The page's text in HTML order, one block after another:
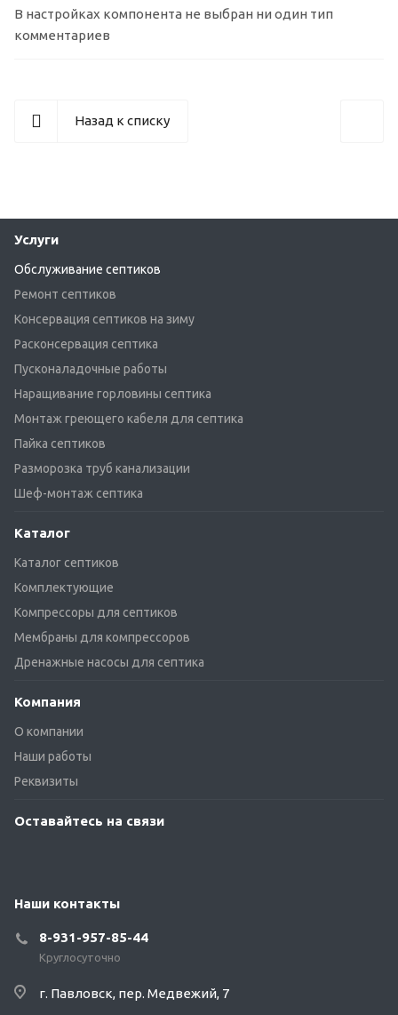
В настройках компонента не выбран ни один тип
комментариев
Назад к списку
Услуги
Обслуживание септиков
Ремонт септиков
Консервация септиков на зиму
Расконсервация септика
Пусконаладочные работы
Наращивание горловины септика
Монтаж греющего кабеля для септика
Пайка септиков
Разморозка труб канализации
Шеф-монтаж септика
Каталог
Каталог септиков
Комплектующие
Компрессоры для септиков
Мембраны для компрессоров
Дренажные насосы для септика
Компания
О компании
Наши работы
Реквизиты
Оставайтесь на связи
Наши контакты
8-931-957-85-44
Круглосуточно
г. Павловск, пер. Медвежий, 7